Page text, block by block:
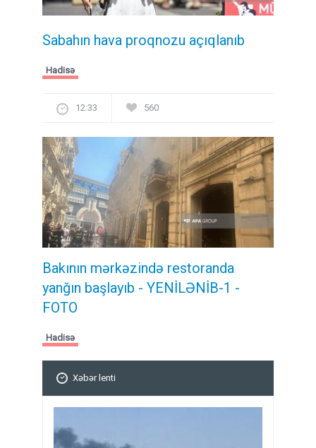
Sabahın hava proqnozu açıqlanıb
Hadisə
12:33 560
Bakının mərkəzində restoranda
yanğın başlayıb - YENİLƏNİB-1 -
FOTO
Hadisə
Xəbər lenti